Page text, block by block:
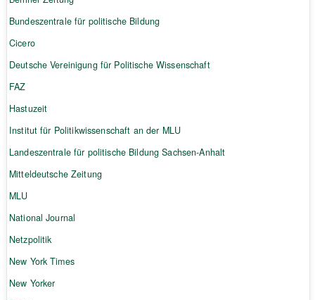
Bundeszentrale für politische Bildung
Cicero
Deutsche Vereinigung für Politische Wissenschaft
FAZ
Hastuzeit
Institut für Politikwissenschaft an der MLU
Landeszentrale für politische Bildung Sachsen-Anhalt
Mitteldeutsche Zeitung
MLU
National Journal
Netzpolitik
New York Times
New Yorker